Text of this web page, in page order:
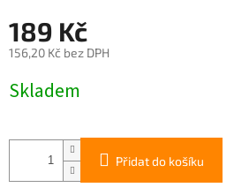
189 Kč
156,20 Kč bez DPH
cena:
Skladem
Přidat do košíku